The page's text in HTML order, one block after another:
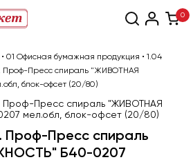
0
• 01 Офисная бумажная продукция • 1.04
Проф-Пресс спираль "ЖИВОТНАЯ
блок-офсет (20/80)
Проф-Пресс спираль
Б40-0207